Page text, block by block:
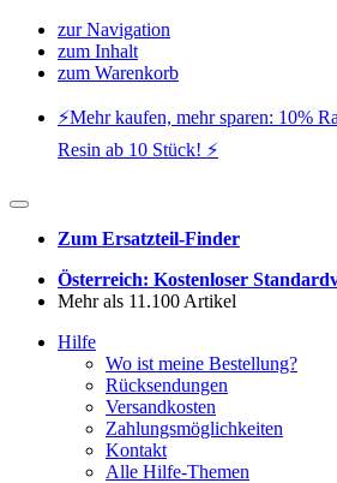
zur Navigation
zum Inhalt
zum Warenkorb
⚡️Mehr kaufen, mehr sparen: 10%
Resin ab 10 Stück! ⚡️
Zum Ersatzteil-Finder
Österreich: Kostenloser
Mehr als 11.100 Artikel
Hilfe
Wo ist meine Bestellung?
Rücksendungen
Versandkosten
Zahlungsmöglichkeiten
Kontakt
Alle Hilfe-Themen